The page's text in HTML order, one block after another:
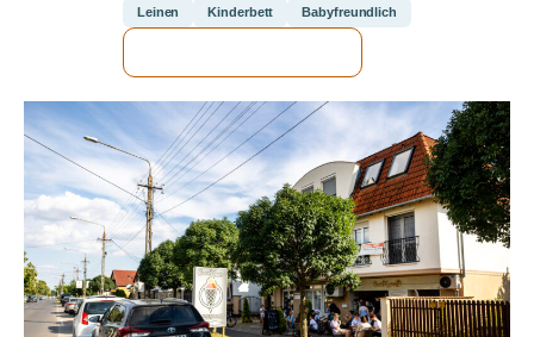
Leinen Kinderbett Babyfreundlich